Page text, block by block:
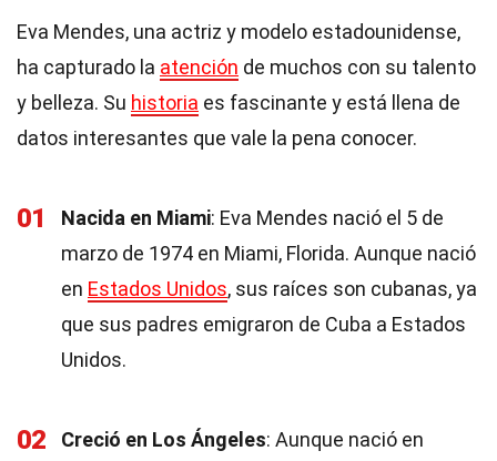
Eva Mendes, una actriz y modelo estadounidense,
ha capturado la atención de muchos con su talento
y belleza. Su historia es fascinante y está llena de
datos interesantes que vale la pena conocer.
01 Nacida en Miami: Eva Mendes nació el 5 de
marzo de 1974 en Miami, Florida. Aunque nació
en Estados Unidos, sus raíces son cubanas, ya
que sus padres emigraron de Cuba a Estados
Unidos.
02 Creció en Los Ángeles: Aunque nació en